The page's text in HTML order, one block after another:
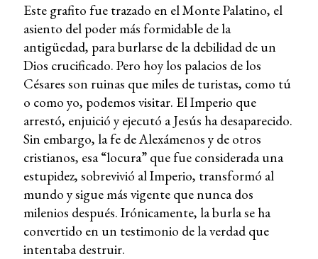
Este grafito fue trazado en el Monte Palatino, el
asiento del poder más formidable de la
antigüedad, para burlarse de la debilidad de un
Dios crucificado. Pero hoy los palacios de los
Césares son ruinas que miles de turistas, como tú
o como yo, podemos visitar. El Imperio que
arrestó, enjuició y ejecutó a Jesús ha desaparecido.
Sin embargo, la fe de Alexámenos y de otros
cristianos, esa “locura” que fue considerada una
estupidez, sobrevivió al Imperio, transformó al
mundo y sigue más vigente que nunca dos
milenios después. Irónicamente, la burla se ha
convertido en un testimonio de la verdad que
intentaba destruir.